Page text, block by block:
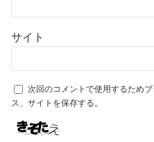
サイト
次回のコメントで使用するため
ス、サイトを保存する。